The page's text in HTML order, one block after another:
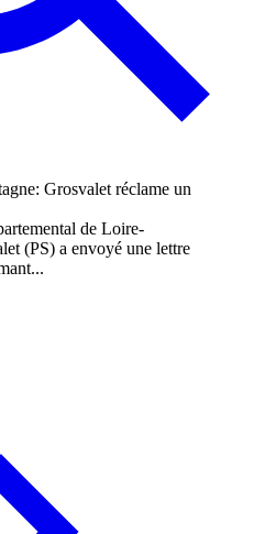
de Loire-
(PS) a envoyé une lettre